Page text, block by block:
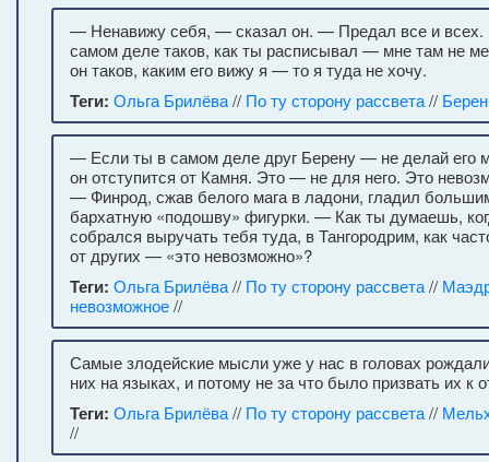
— Ненавижу себя, — сказал он. — Предал все и всех.
самом деле таков, как ты расписывал — мне там не
он таков, каким его вижу я — то я туда не хочу.
Теги: Ольга Брилёва// По ту сторону рассвета// Берен
— Если ты в самом деле друг Берену — не делай его
он отступится от Камня. Это — не для него. Это
— Финрод, сжав белого мага в ладони, гладил
бархатную «подошву» фигурки. — Как ты думаешь,
собрался выручать тебя туда, в Тангородрим, как
от других — «это невозможно»?
Теги: Ольга Брилёва// По ту сторону рассвета//
невозможное//
Самые злодейские мысли уже у нас в головах
них на языках, и потому не за что было призвать их к
Теги: Ольга Брилёва// По ту сторону рассвета//
//